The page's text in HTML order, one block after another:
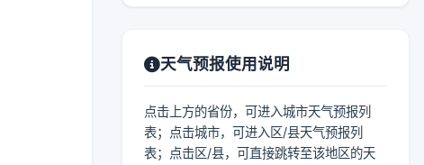
天气预报使用说明
点击上方的省份，可进入城市天气预报列
表；点击城市，可进入区/县天气预报列
表；点击区/县，可直接跳转至该地区的天